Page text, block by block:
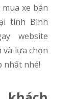
xe bán
tinh Bình
website
và lựa chọn
nhất nhé!